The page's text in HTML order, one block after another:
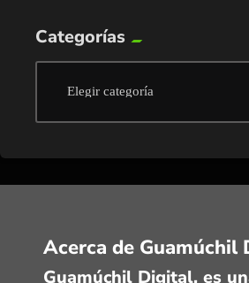
Categorías
Acerca de Guamúchil
Guamúchil Digital, es